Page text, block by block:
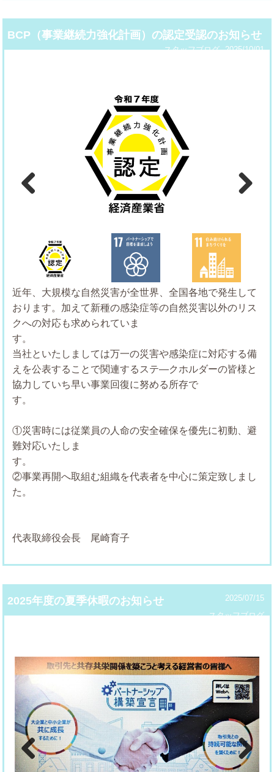
BCP（事業継続力強化計画）の認定受認のお知らせ
2025/10/01
スタッフブログ
近年、大規模な自然災害が全世界、全国各地で発生して
おります。加えて新種の感染症等の自然災害以外のリス
クへの対応も求められていま
す
当社といたしましては万一の災害や感染症に対応する備
えを公表することで関連するステ―クホルダーの皆様と
協力していち早い事業回復に努める所存で
す
①災害時には従業員の人命の安全確保を優先に初動、避
難対応いたしま
②事業再開へ取組む組織を代表者を中心に策定致しまし
た。
代表取締役会長 尾崎育子
2025年度の夏季休暇のお知らせ
2025/07/15
スタッフブログ